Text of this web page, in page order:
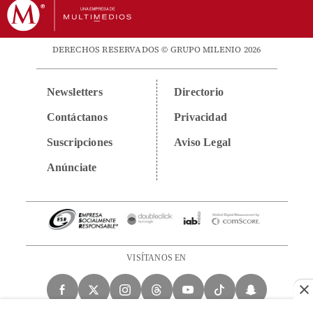
DERECHOS RESERVADOS © GRUPO MILENIO 2026
Newsletters
Contáctanos
Suscripciones
Anúnciate
Directorio
Privacidad
Aviso Legal
VISÍTANOS EN